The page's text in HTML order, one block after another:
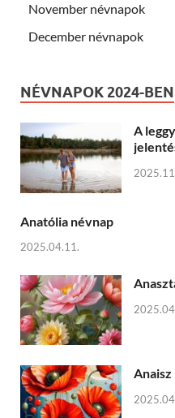
November névnapok
December névnapok
NÉVNAPOK 2024-BEN
A
Anatólia névnap
2025.04.11.